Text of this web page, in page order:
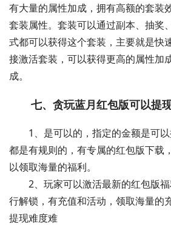
有大量的属性加成，拥有高额的套装
套装属性。套装可以通过副本、抽奖
式都可以获得这个套装，主要就是快
接激活套装，可以获得更高的属性加
成。
七、贪玩蓝月红包版可以提
1、是可以的，指定的金额是可
都是有规则的，有专属的红包版下载
以领取海量的福利。
2、玩家可以激活最新的红包版
行解锁，有充值和活动，领取海量的
提现难度难